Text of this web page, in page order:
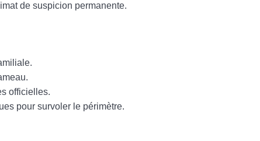
de suspicion permanente.
officielles.
pour survoler le périmètre.